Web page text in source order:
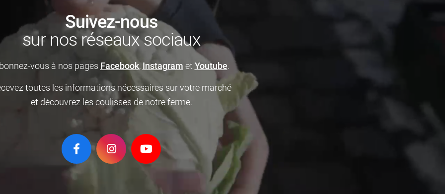
Suivez-nous
sur nos réseaux sociaux
vous à nos pages Facebook, Instagram et Youtube.
toutes les informations nécessaires sur votre marché
et découvrez les coulisses de notre ferme.